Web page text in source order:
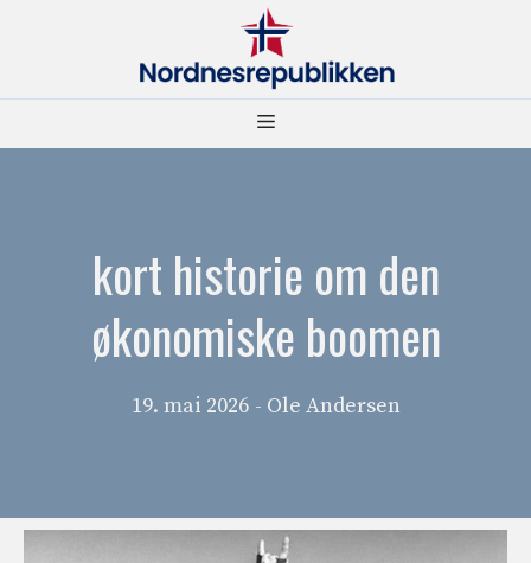
Meny
kort historie om den
økonomiske boomen
19. mai 2026 - Ole Andersen